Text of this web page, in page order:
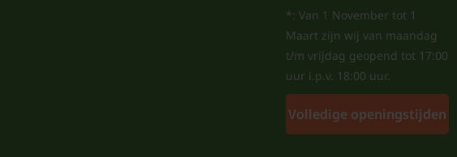
*: Van 1 November tot 1
Maart zijn wij van maandag
t/m vrijdag geopend tot 17:00
uur i.p.v. 18:00 uur.
Volledige openingstijden